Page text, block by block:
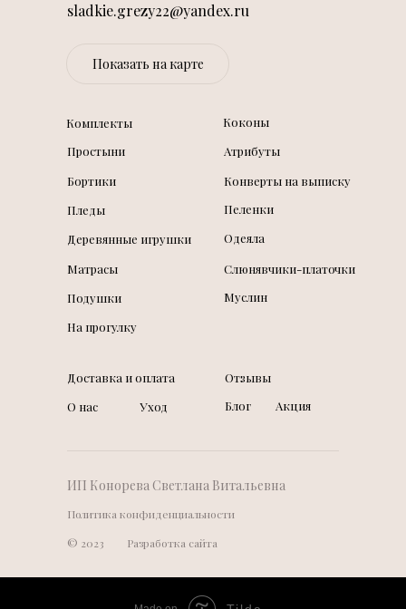
Комплекты
Простыни
Бортики
Матрасы
Пледы
Подушки
Конверты на выписку
Слюнявчики-платочки
Пеленки
Муслин
Одеяла
Акция
Коконы
Деревянные игрушки
На прогулку
Доставка и оплата
Атрибуты
sladkie.grezy22@yandex.ru
О нас
Отзывы
Блог
Политика конфиденциальности
Разработка сайта
ИП Конорева Светлана Витальевна
© 2023
Показать на карте
Уход